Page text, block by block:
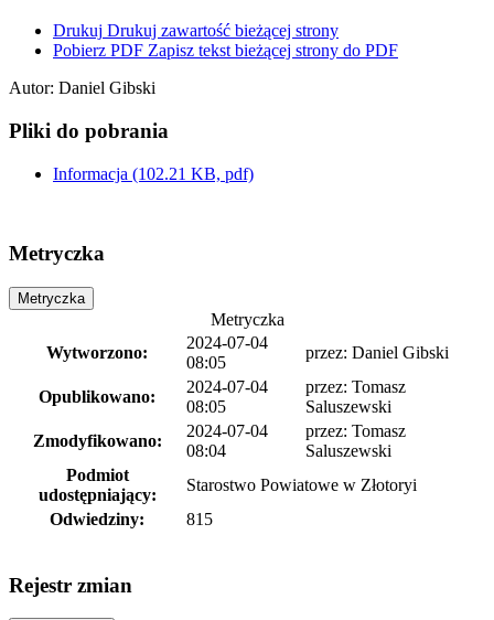
Drukuj Drukuj zawartość bieżącej strony
Pobierz PDF Zapisz tekst bieżącej strony do PDF
Autor: Daniel Gibski
Pliki do pobrania
Informacja (102.21 KB, pdf)
Metryczka
Metryczka
Metryczka
Wytworzono:
2024-07-04
08:05
przez: Daniel Gibski
Opublikowano:
2024-07-04
08:05
przez: Tomasz
Saluszewski
Zmodyfikowano:
2024-07-04
08:04
przez: Tomasz
Saluszewski
Podmiot
udostępniający:
Starostwo Powiatowe w Złotoryi
Odwiedziny:
815
Rejestr zmian